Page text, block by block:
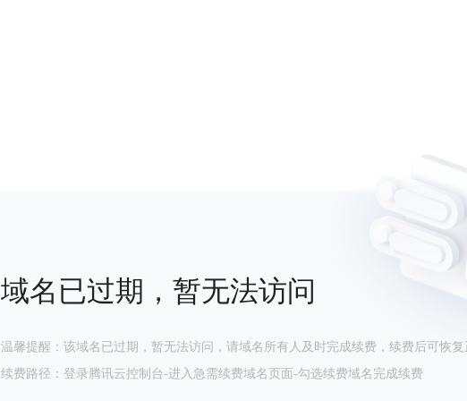
域名已过期，暂无法访问
温馨提醒：该域名已过期，暂无法访问，请域名所有人及时完成续费，续费后可恢复
续费路径：登录腾讯云控制台-进入急需续费域名页面-勾选续费域名完成续费